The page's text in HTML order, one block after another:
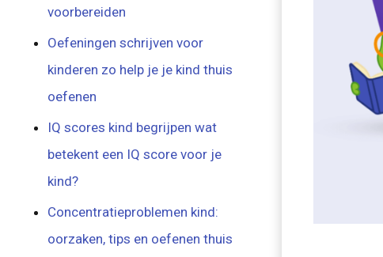
voorbereiden
Oefeningen schrijven voor
kinderen zo help je je kind thuis
oefenen
IQ scores kind begrijpen wat
betekent een IQ score voor je
kind?
Concentratieproblemen kind:
oorzaken, tips en oefenen thuis